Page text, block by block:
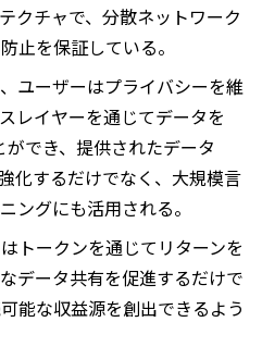
クチャで、分散ネットワーク
止を保証している。
ユーザーはプライバシーを維
レイヤーを通じてデータを
でき、提供されたデータ
化するだけでなく、大規模言
ングにも活用される。
トークンを通じてリターンを
データ共有を促進するだけで
能な収益源を創出できるよう